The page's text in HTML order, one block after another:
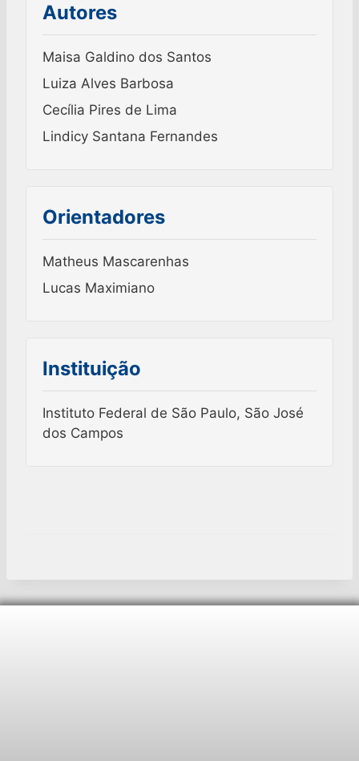
Autores
Maisa Galdino dos Santos
Luiza Alves Barbosa
Cecília Pires de Lima
Lindicy Santana Fernandes
Orientadores
Matheus Mascarenhas
Lucas Maximiano
Instituição
Instituto Federal de São Paulo, São José
dos Campos